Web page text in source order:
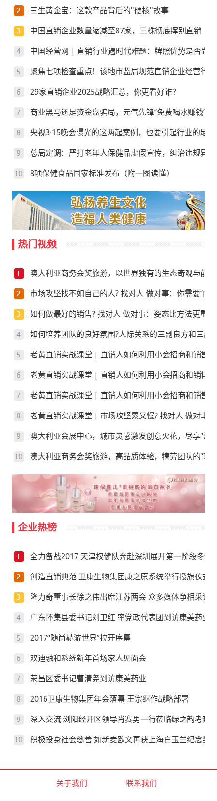
三生黄金宝：这款产品背后的"硬核"故事
中国直销企业数量缩减至87家，三株彻底挥别直销
中国经营网 | 直销行业遇时代难题：牌照优势是否尚存
聚焦七项检查重点！该地市监局规范直销企业经营行为
29家直销企业2025战略汇总，你更看好谁？
商业黑马还是资金盘骗局，元气先锋“免费喝水赚钱”靠
央视3·15晚会曝光的这两起案例，也要引起行业的足
总局定调：严打老年人保健品虚假宣传，纠治违规异
8项保健食品国家标准发布（附一图读懂）
热门视频
澳大利亚商务会奖旅游，以世界独有的生态奇观与前
市场攻坚找不如自己的人? 找对人 做对事：你需要“向
如何做最好的销售? 找对人 做对事：姿态比方法更重要!
如何培养团队的良好氛围?人际关系的三副良方和三副
老黄直销实战课堂 | 直销人如何利用小会招商和销售
老黄直销实战课堂 | 直销人如何利用小会招商和销售
老黄直销实战课堂 | 直销人如何利用小会招商和销售
老黄直销实战课堂 | 市场攻坚累又慢? 找对人 做对事
澳大利亚会展中心，城市灵感激发创意火花，尽享“澳”
澳大利亚商务会奖旅游，高品质体验，犒劳团队的“玩”
企业热榜
全力备战2017 天津权健队奔赴深圳展开第一阶段冬训
创造直销典范 卫康生物集团康之原系统举行授旗仪式
隆力奇董事长徐之伟出席江苏两会 众多媒体争相采访
广东怀集县委书记刘卫红 率党政代表团到访康美药业
2017“随尚赫游世界”拉开序幕
双迪融和系统新年首场家人见面会
荣昌区委书记曹清尧到访康美药业
2016卫康生物集团年会落幕 王宗继作战略部署
深入交流 浏阳经开区领导肖赛男一行莅临绿之韵考察
积极投身社会慈善 如新麦欧文再获上海白玉兰纪念奖
关于我们 联系我们